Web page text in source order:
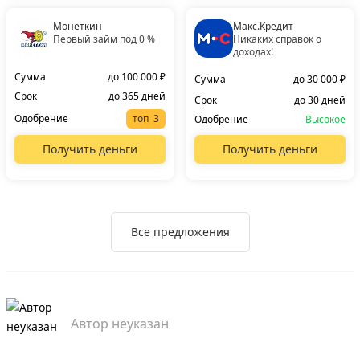
Монеткин
Первый займ под 0 %
Сумма
до 100 000 ₽
Срок
до 365 дней
Одобрение
топ
Получить деньги
Макс.Кредит
Никаких справок о
доходах!
Сумма
до 30 000 ₽
Срок
до 30 дней
Одобрение
Высокое
Получить деньги
Все предложения
Автор неуказан